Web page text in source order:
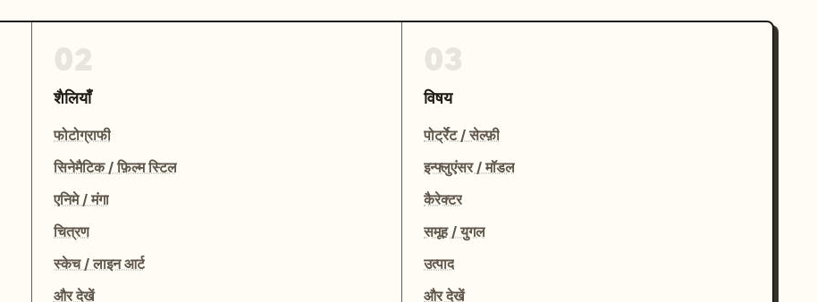
शैलियाँ
फोटोग्राफी
सिनेमैटिक / फ़िल्म स्टिल
एनिमे / मंगा
चित्रण
स्केच / लाइन आर्ट
और देखें
विषय
पोर्ट्रेट / सेल्फ़ी
इन्फ्लुएंसर / मॉडल
कैरेक्टर
समूह / युगल
उत्पाद
और देखें